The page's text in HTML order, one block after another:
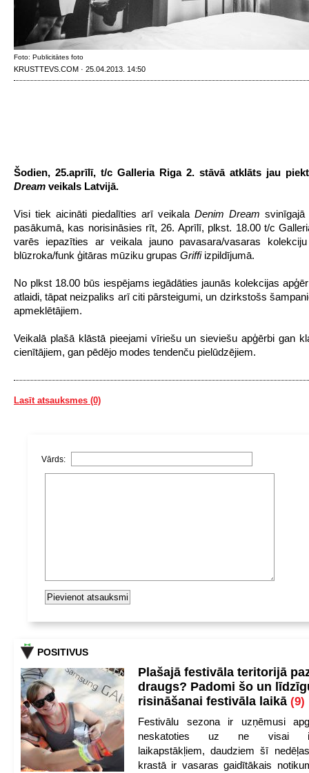
Foto: Publicitātes foto
KRUSTTEVS.COM · 25.04.2013. 14:50
Šodien, 25.aprīlī, t/c Galleria Riga 2. stāvā atklāts jau
Dream veikals Latvijā.
Visi tiek aicināti piedalīties arī veikala Denim Dream svinīgajā
pasākumā, kas norisināsies rīt, 26. Aprīlī, plkst. 18.00 t/c
varēs iepazīties ar veikala jauno pavasara/vasaras
blūzroka/funk ģitāras mūziku grupas Griffiizpildījumā.
No plkst 18.00 būs iespējams iegādāties jaunās kolekcijas
atlaidi, tāpat neizpaliks arī citi pārsteigumi, un dzirkstošs
apmeklētājiem.
Veikalā plašā klāstā pieejami vīriešu un sieviešu apģērbi gan
cienītājiem, gan pēdējo modes tendenču pielūdzējiem.
Lasīt atsauksmes (0)
Vārds:
POSITIVUS
Plašajā festivāla teritorijā
draugs? Padomi šo un
risināšanai festivāla laikā (9)
Festivālu sezona ir uzņēmusi
neskatoties uz ne visai
laikapstākļiem, daudziem šī
krastā ir vasaras gaidītākais